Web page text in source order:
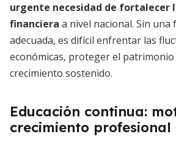
urgente necesidad de fortalecer
financiera a nivel nacional. Sin una
adecuada, es difícil enfrentar las
económicas, proteger el
crecimiento sostenido.
Educación continua:
crecimiento profesional